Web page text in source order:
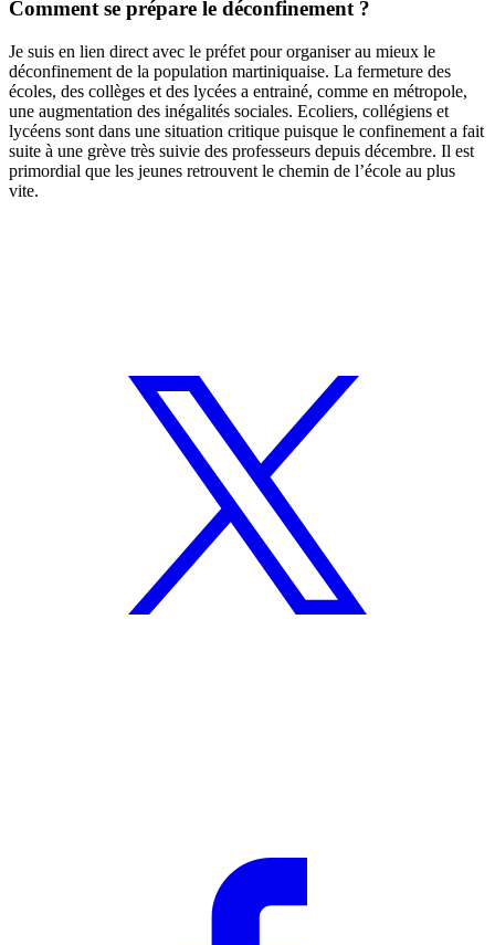
Comment se prépare le déconfinement ?
Je suis en lien direct avec le préfet pour organiser au mieux le
déconfinement de la population martiniquaise. La fermeture des
écoles, des collèges et des lycées a entrainé, comme en métropole,
une augmentation des inégalités sociales. Ecoliers, collégiens et
lycéens sont dans une situation critique puisque le confinement a fait
suite à une grève très suivie des professeurs depuis décembre. Il est
primordial que les jeunes retrouvent le chemin de l’école au plus
vite.